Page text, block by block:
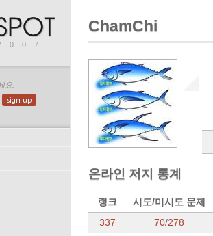
요.
sign up
ChamChi
온라인 저지 통계
랭크
시도/미시도 문제
337
70/278